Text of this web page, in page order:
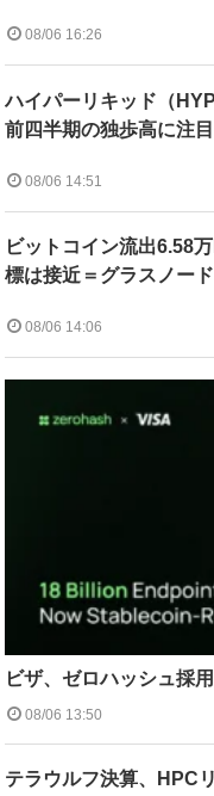
08/06 16:26
ハイパーリキッド（
前四半期の独歩高に注目
08/06 14:51
ビットコイン流出6.58
標は接近＝グラスノード
08/06 14:06
ビザ、ゼロハッシュ採
08/06 13:50
テラウルフ決算、HPC